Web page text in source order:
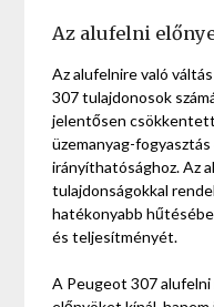
Az alufelni
Az alufelnire való
307 tulajdonosok
jelentősen csökkentett
üzemanyag-
irányíthatósághoz. Az
tulajdonságokkal
hatékonyabb
és teljesítményét.
A Peugeot 307